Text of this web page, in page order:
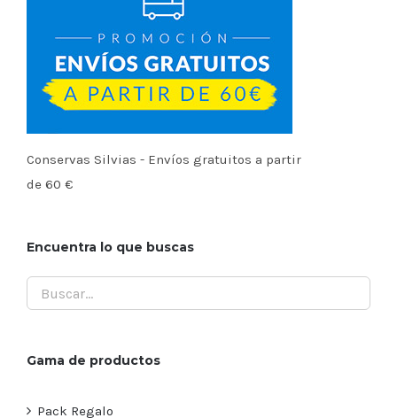
Conservas Silvias - Envíos gratuitos a partir
de 60 €
Encuentra lo que buscas
Gama de productos
Pack Regalo